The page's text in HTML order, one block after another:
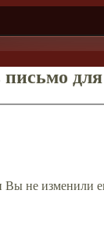
не изменили